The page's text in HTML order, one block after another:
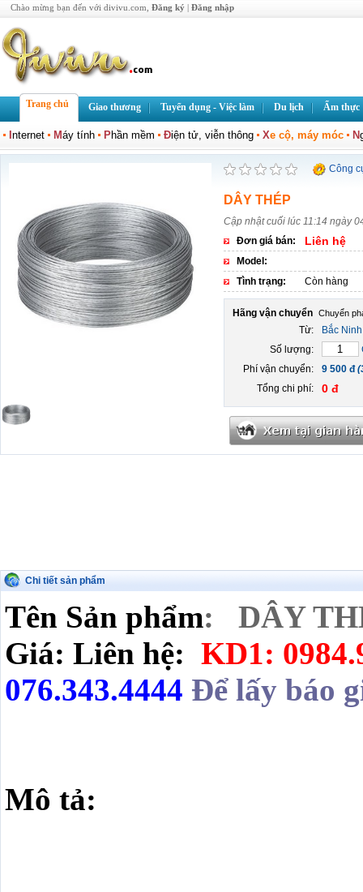
Chào mừng bạn đến với divivu.com, Đăng ký | Đăng nhập
Trang chủ Giao thương Tuyển dụng - Việc làm Du lịch Ẩm thực
nternet Máy tính Phần mềm Điện tử, viễn thông Xe cộ, máy móc N
Công
DÂY THÉP
Cập nhật cuối lúc 11:14 ngày
Đơn giá bán:
Liên hệ
Model:
Tình trạng:
Còn hàng
Hãng vận chuyển
Từ:
Bắc Ninh
Số lượng:
Phí vận chuyển:
9 500 đ
Tổng chi phí:
0 đ
Chi tiết sản phẩm
Tên Sản phẩm: DÂY
Giá: Liên hệ: KD1:
076.343.4444 Để lấy báo
Mô tả: